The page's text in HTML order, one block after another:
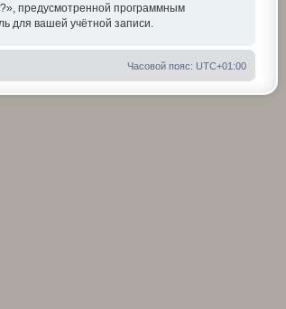
предусмотренной программным
для вашей учётной записи.
Часовой пояс: UTC+01:00